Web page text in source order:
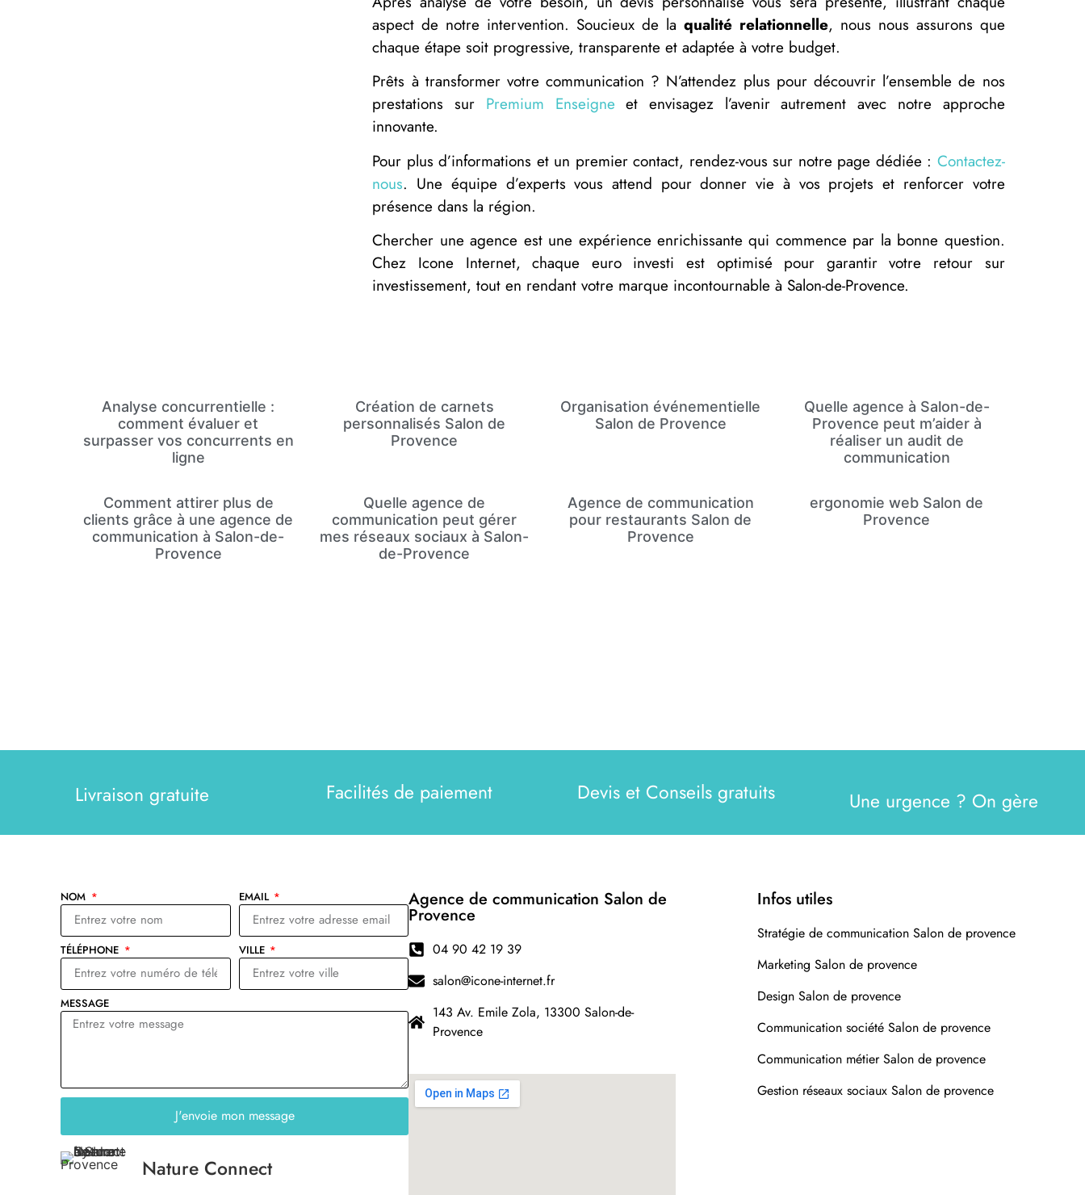
aspect de notre intervention. Soucieux de la qualité relationnelle, nous nous assurons que
chaque étape soit progressive, transparente et adaptée à votre budget.
Prêts à transformer votre communication ? N’attendez plus pour découvrir l’ensemble de nos
prestations sur Premium Enseigne et envisagez l’avenir autrement avec notre approche
innovante.
Pour plus d’informations et un premier contact, rendez-vous sur notre page dédiée : Contactez-
nous. Une équipe d’experts vous attend pour donner vie à vos projets et renforcer votre
présence dans la région.
Chercher une agence est une expérience enrichissante qui commence par la bonne question.
Chez Icone Internet, chaque euro investi est optimisé pour garantir votre retour sur
investissement, tout en rendant votre marque incontournable à Salon-de-Provence.
Analyse concurrentielle :
comment évaluer et
surpasser vos concurrents en
ligne
Création de carnets
personnalisés Salon de
Provence
Organisation événementielle
Salon de Provence
Quelle agence à Salon-de-
Provence peut m’aider à
réaliser un audit de
communication
Comment attirer plus de
clients grâce à une agence de
communication à Salon-de-
Provence
Quelle agence de
communication peut gérer
mes réseaux sociaux à Salon-
de-Provence
Agence de communication
pour restaurants Salon de
Provence
ergonomie web Salon de
Provence
Livraison gratuite Facilités de paiement Devis et Conseils gratuits Une urgence ? On gère
NOM EMAIL
TÉLÉPHONE VILLE
MESSAGE
J'envoie mon message
Nature Connect
Agence de communication Salon de
Provence
04 90 42 19 39
salon@icone-internet.fr
143 Av. Emile Zola, 13300 Salon-de-
Provence
Infos utiles
Stratégie de communication Salon de provence
Marketing Salon de provence
Design Salon de provence
Communication société Salon de provence
Communication métier Salon de provence
Gestion réseaux sociaux Salon de provence